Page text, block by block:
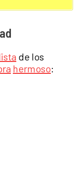
de los
hermoso: